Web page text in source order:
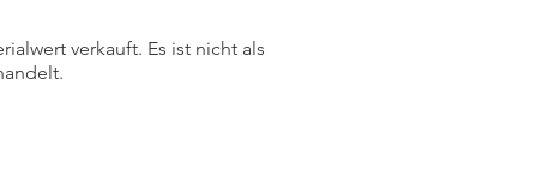
verkauft. Es ist nicht als